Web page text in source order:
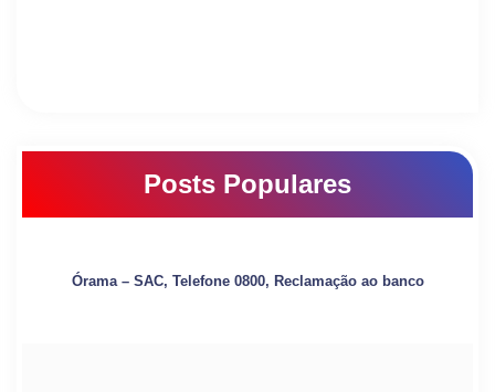
Posts Populares
Órama – SAC, Telefone 0800, Reclamação ao banco